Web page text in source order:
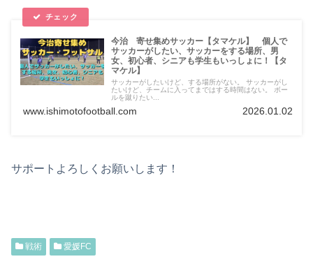
今治 寄せ集めサッカー【タマケル】 個人で
サッカーがしたい、サッカーをする場所、男
女、初心者、シニアも学生もいっしょに！【タ
マケル】
サッカーがしたいけど、する場所がない。 サッカーがし
たいけど、チームに入ってまではする時間はない。 ボー
ルを蹴りたい...
www.ishimotofootball.com 2026.01.02
サポートよろしくお願いします！
戦術 愛媛FC